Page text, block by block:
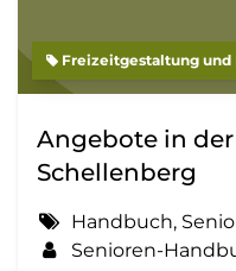
Freizeitgestaltung und
Angebote in
Schellenberg
Handbuch,
Senioren-